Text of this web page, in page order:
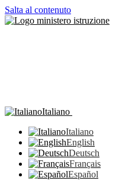
Salta al contenuto
Italiano
Italiano
English
Deutsch
Français
Español